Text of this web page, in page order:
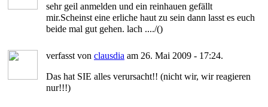
sehr geil anmelden und ein reinhauen gefällt
mir.Scheinst eine erliche haut zu sein dann lasst es euch
beide mal gut gehen. lach ..../()
verfasst von clausdia am 26. Mai 2009 - 17:24.
Das hat SIE alles verursacht!! (nicht wir, wir reagieren
nur!!!)